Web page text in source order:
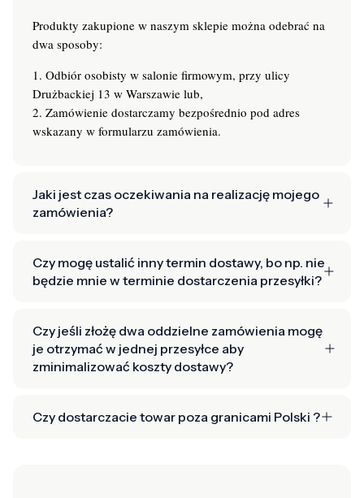
Produkty zakupione w naszym sklepie można odebrać na
dwa sposoby:
1. Odbiór osobisty w salonie firmowym, przy ulicy
Drużbackiej 13 w Warszawie lub,
2. Zamówienie dostarczamy bezpośrednio pod adres
wskazany w formularzu zamówienia.
Jaki jest czas oczekiwania na realizację mojego
zamówienia?
Czy mogę ustalić inny termin dostawy, bo np. nie
będzie mnie w terminie dostarczenia przesyłki?
Czy jeśli złożę dwa oddzielne zamówienia mogę
je otrzymać w jednej przesyłce aby
zminimalizować koszty dostawy?
Czy dostarczacie towar poza granicami Polski ?